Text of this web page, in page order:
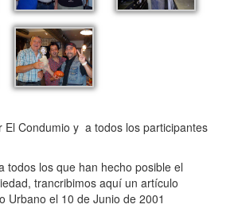
El Condumio y a todos los participantes
todos los que han hecho posible el
trancribimos aquí un artículo
Urbano el 10 de Junio de 2001